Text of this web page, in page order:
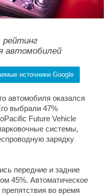
рейтинг
автомобилей
источники Google
автомобиля оказался
выбрали 47%
Future Vehicle
системы,
зарядку
передние и задние
45%. Автоматическое
во время